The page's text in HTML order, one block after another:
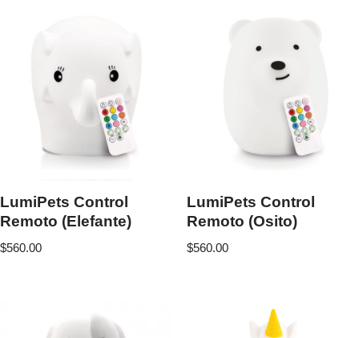
LumiPets Control
Remoto (Elefante)
$560.00
LumiPets Control
Remoto (Osito)
$560.00